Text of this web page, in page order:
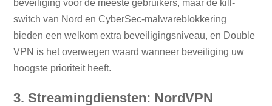
beveiliging voor de meeste gebruikers, maar de kill-
switch van Nord en CyberSec-malwareblokkering
bieden een welkom extra beveiligingsniveau, en Double
VPN is het overwegen waard wanneer beveiliging uw
hoogste prioriteit heeft.
3. Streamingdiensten: NordVPN